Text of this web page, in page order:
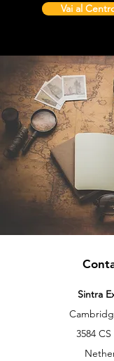
Vai al
Sintra
3584